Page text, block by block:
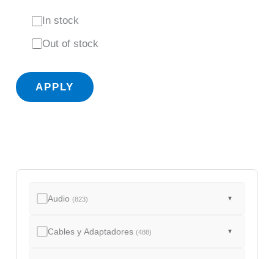
S
t
u
In stock
Out of stock
APPLY
Audio(823) ▼
Cables y Adaptadores(488) ▼